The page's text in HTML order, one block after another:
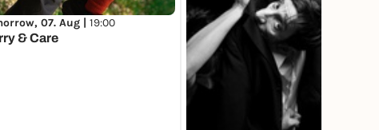
07. Aug | 19:00
& Care